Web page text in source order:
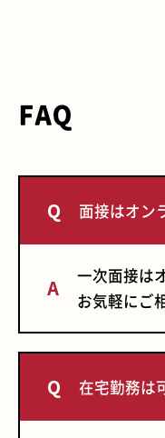
FAQ
面接はオン
一次面接は
お気軽にご
在宅勤務は